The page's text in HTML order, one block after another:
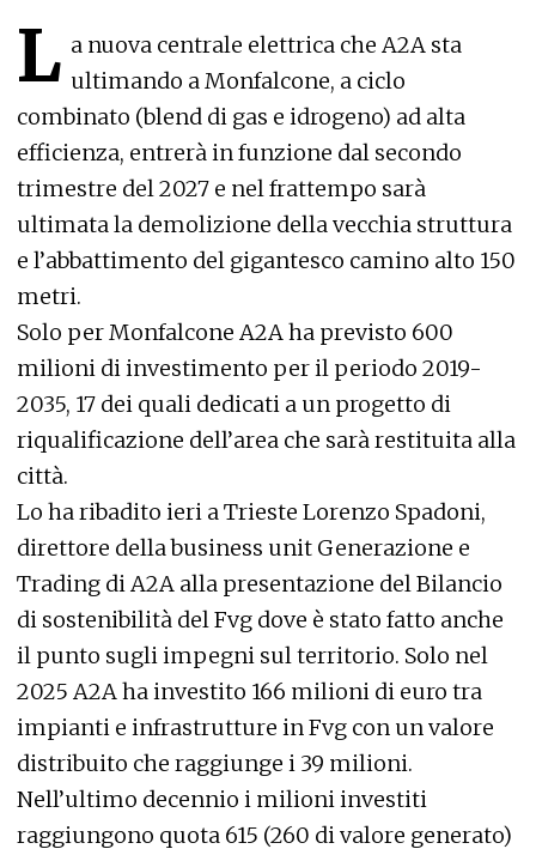
L a nuova centrale elettrica che A2A sta
ultimando a Monfalcone, a ciclo
combinato (blend di gas e idrogeno) ad alta
efficienza, entrerà in funzione dal secondo
trimestre del 2027 e nel frattempo sarà
ultimata la demolizione della vecchia struttura
e l’abbattimento del gigantesco camino alto 150
metri.
Solo per Monfalcone A2A ha previsto 600
milioni di investimento per il periodo 2019-
2035, 17 dei quali dedicati a un progetto di
riqualificazione dell’area che sarà restituita alla
città.
Lo ha ribadito ieri a Trieste Lorenzo Spadoni,
direttore della business unit Generazione e
Trading di A2A alla presentazione del Bilancio
di sostenibilità del Fvg dove è stato fatto anche
il punto sugli impegni sul territorio. Solo nel
2025 A2A ha investito 166 milioni di euro tra
impianti e infrastrutture in Fvg con un valore
distribuito che raggiunge i 39 milioni.
Nell’ultimo decennio i milioni investiti
raggiungono quota 615 (260 di valore generato)